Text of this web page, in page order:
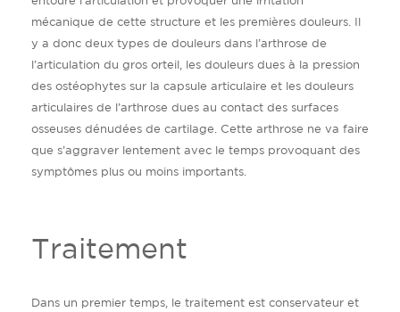
mécanique de cette structure et les premières douleurs. Il
y a donc deux types de douleurs dans l’arthrose de
l’articulation du gros orteil, les douleurs dues à la pression
des ostéophytes sur la capsule articulaire et les douleurs
articulaires de l’arthrose dues au contact des surfaces
osseuses dénudées de cartilage. Cette arthrose ne va faire
que s’aggraver lentement avec le temps provoquant des
symptômes plus ou moins importants.
Traitement
Dans un premier temps, le traitement est conservateur et